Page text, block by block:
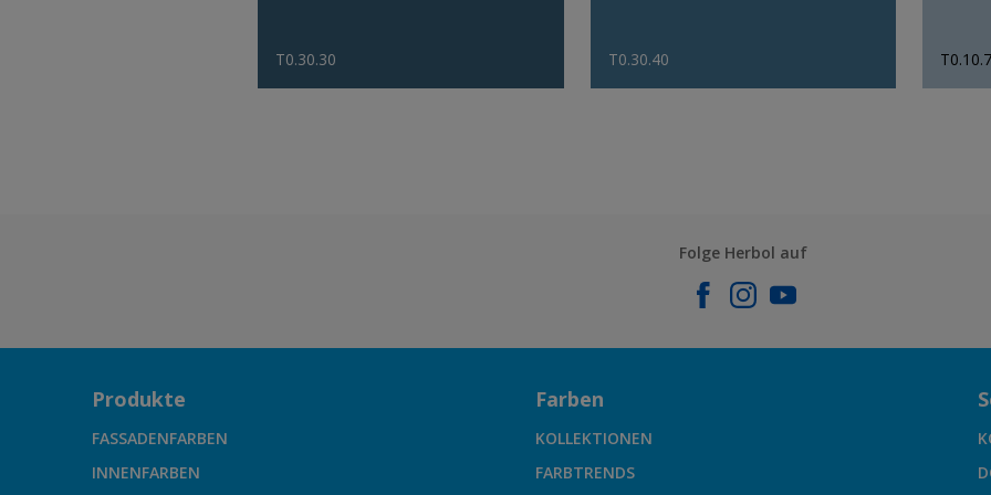
T0.30.30 T0.30.40
Folge Herbol auf
Produkte
FASSADENFARBEN
INNENFARBEN
Farben
KOLLEKTIONEN
FARBTRENDS